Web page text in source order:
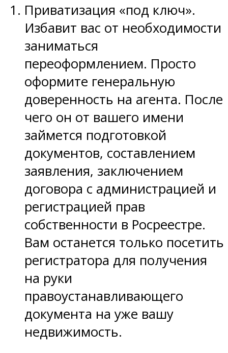
Приватизация «под ключ».
Избавит вас от необходимости
заниматься
переоформлением. Просто
оформите генеральную
доверенность на агента. После
чего он от вашего имени
займется подготовкой
документов, составлением
заявления, заключением
договора с администрацией и
регистрацией прав
собственности в Росреестре.
Вам останется только посетить
регистратора для получения
на руки
правоустанавливающего
документа на уже вашу
недвижимость.